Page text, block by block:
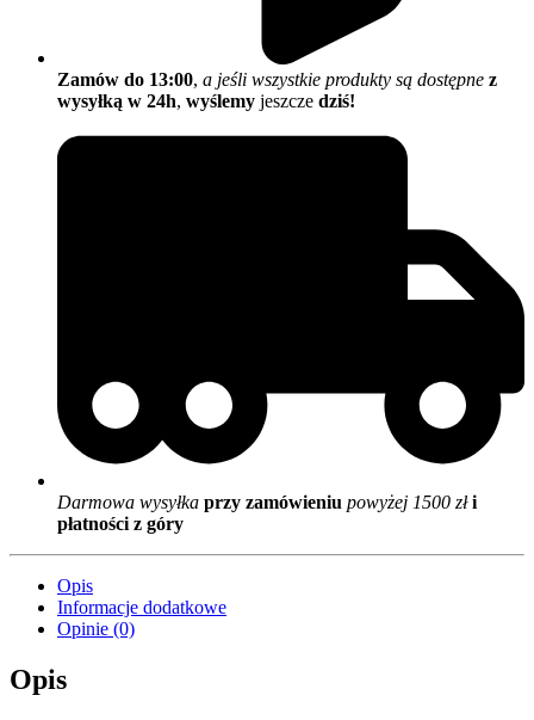
Zamów do 13:00, a jeśli wszystkie produkty są dostępne z
wysyłką w 24h, wyślemy jeszcze dziś!
Darmowa wysyłka przy zamówieniu powyżej 1500 złi
płatności z góry
Opis
Informacje dodatkowe
Opinie (0)
Opis